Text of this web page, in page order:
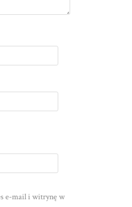
e-mail i witrynę w